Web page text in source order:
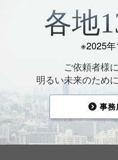
各地
※2025
ご依頼者様
明るい未来のため
事務